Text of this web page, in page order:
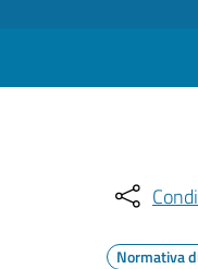
Normativa